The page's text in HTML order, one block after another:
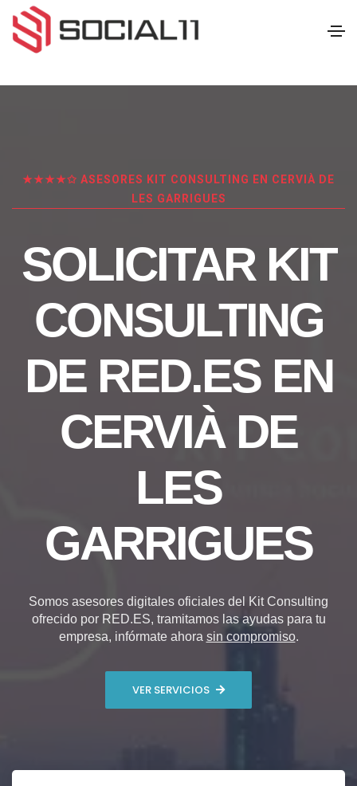
★★★★✩ ASESORES KIT CONSULTING EN CERVIÀ DE
LES GARRIGUES
SOLICITAR KIT
CONSULTING
DE RED.ES EN
CERVIÀ DE
LES
GARRIGUES
Somos asesores digitales oficiales del Kit Consulting
ofrecido por RED.ES, tramitamos las ayudas para tu
empresa, infórmate ahora sin compromiso.
VER SERVICIOS